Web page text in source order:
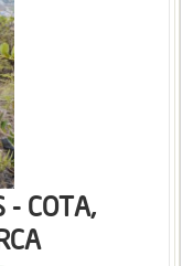
- COTA,